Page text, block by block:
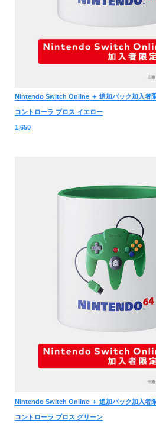
Nintendo Switch Online ＋ 追加パック加入者
コントローラ ブロス イエロー
1,650
Nintendo Switch Online ＋ 追加パック加入者
コントローラ ブロス グリーン